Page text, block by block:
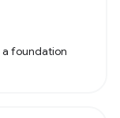
a foundation